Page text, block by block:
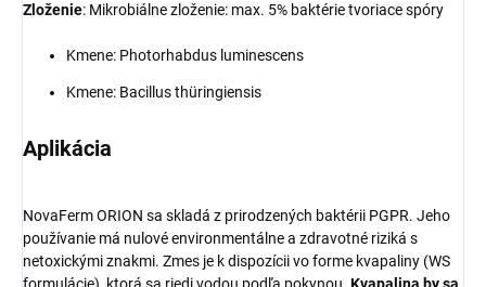
Zloženie: Mikrobiálne zloženie: max. 5% baktérie tvoriace spóry
Kmene: Photorhabdus luminescens
Kmene: Bacillus thüringiensis
Aplikácia
NovaFerm ORION sa skladá z prirodzených baktérii PGPR. Jeho
používanie má nulové environmentálne a zdravotné riziká s
netoxickými znakmi. Zmes je k dispozícii vo forme kvapaliny (WS